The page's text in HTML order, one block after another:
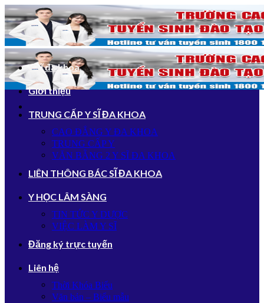
Bỏ
qua
nội
dung
Y sĩ đa khoa
Giới thiệu
TRUNG CẤP Y SĨ ĐA KHOA
CAO ĐẲNG Y ĐA KHOA
TRUNG CẤP Y
VĂN BẰNG 2 Y SĨ ĐA KHOA
LIÊN THÔNG BÁC SĨ ĐA KHOA
Y HỌC LÂM SÀNG
TIN TỨC Y DƯỢC
VIỆC LÀM Y SĨ
Đăng ký trực tuyến
Liên hệ
Thời Khóa Biểu
Văn bản – Biểu mẫu